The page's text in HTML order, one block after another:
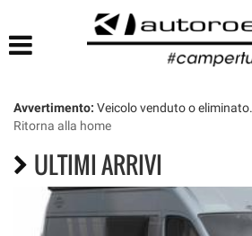
Avvertimento: Veicolo venduto o eliminato.
Ritorna alla home
ULTIMI ARRIVI